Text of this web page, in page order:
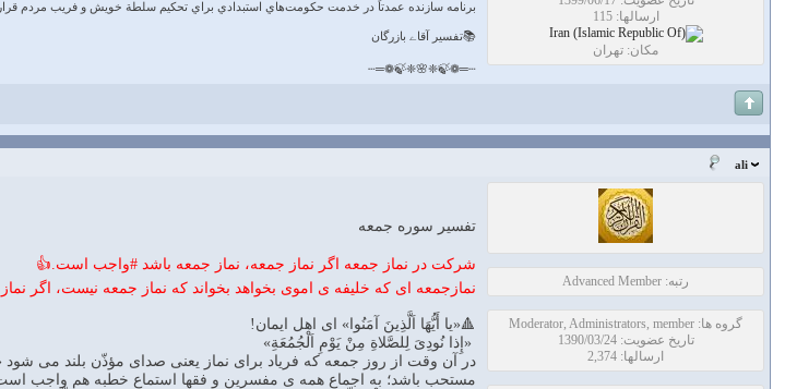
ارسالها: 115
مکان: تهران
برنامه سازنده عمدتاً در خدمت حكومت‌هاي استبدادي براي تحكيم سلطة خويش و فريب مردم
📚تفسیر آقاے بازرگان
┄═❁🍃❈🌸❈🍃❁═┄
ali
رتبه: Advanced Member
گروه ها: Moderator, Administrators, member
تاریخ عضویت: 1390/03/24
ارسالها: 2,374
تفسیر سوره جمعه
شركت در نماز جمعه اگر نماز جمعه، نماز جمعه باشد #واجب است.👍
نمازجمعه ای كه خلیفه ی اموی بخواهد بخواند كه نماز جمعه نیست،
🔺«یا أَیُّهَا اَلَّذِینَ آمَنُوا» ای اهل ایمان!
«إِذا نُودِیَ لِلصَّلاةِ مِنْ یَوْمِ اَلْجُمُعَةِ»
در آن وقت از روز جمعه كه فریاد برای نماز یعنی صدای مؤذّن بلند می
مستحب باشد؛ به اجماع همه ی مفسرین و فقها استماع خطبه هم واجب